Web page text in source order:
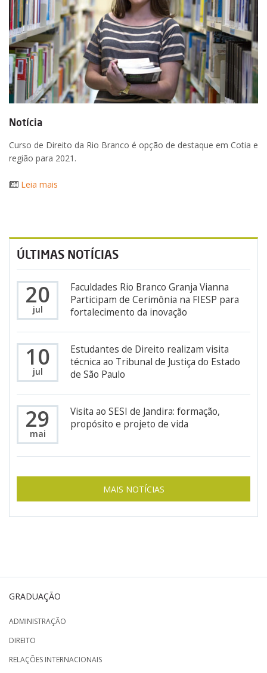
Notícia
Curso de Direito da Rio Branco é opção de destaque em Cotia e
região para 2021.
Leia mais
ÚLTIMAS NOTÍCIAS
20
jul
Faculdades Rio Branco Granja Vianna
Participam de Cerimônia na FIESP para
fortalecimento da inovação
10
jul
Estudantes de Direito realizam visita
técnica ao Tribunal de Justiça do Estado
de São Paulo
29
mai
Visita ao SESI de Jandira: formação,
propósito e projeto de vida
MAIS NOTÍCIAS
GRADUAÇÃO
ADMINISTRAÇÃO
DIREITO
RELAÇÕES INTERNACIONAIS